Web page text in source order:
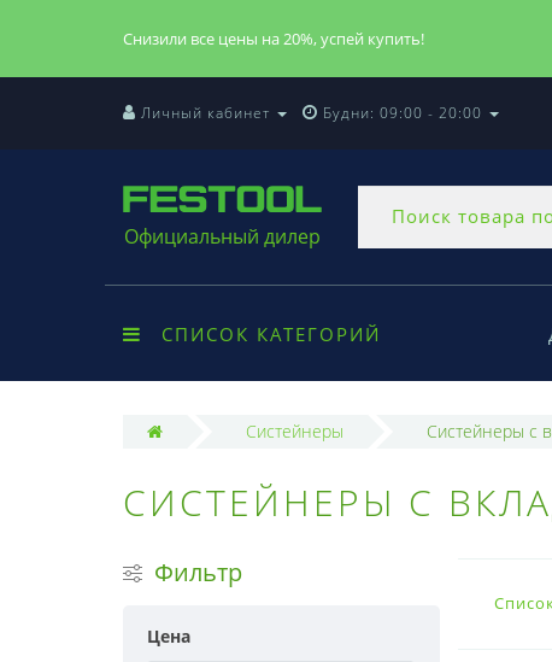
Снизили все цены на 20%, успей купить!
Личный кабинет Будни: 09:00 - 20:00
Официальный дилер
СПИСОК КАТЕГОРИЙ
Систейнеры Систейнеры с
СИСТЕЙНЕРЫ С
Фильтр
Цена